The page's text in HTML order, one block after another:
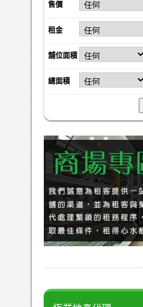
售價
租金
舖位面積
總面積